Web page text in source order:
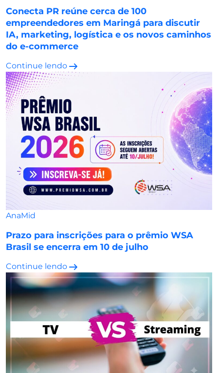
Conecta PR reúne cerca de 100
empreendedores em Maringá para discutir
IA, marketing, logística e os novos caminhos
do e-commerce
Continue lendo
AnaMid
Prazo para inscrições para o prêmio WSA
Brasil se encerra em 10 de julho
Continue lendo